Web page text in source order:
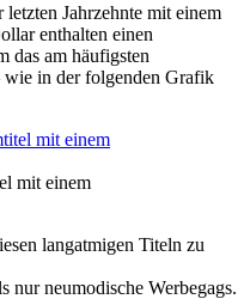
Jahrzehnte mit einem
enthalten einen
das am häufigsten
wie in der folgenden Grafik
mit einem
langatmigen Titeln zu
nur neumodische Werbegags.